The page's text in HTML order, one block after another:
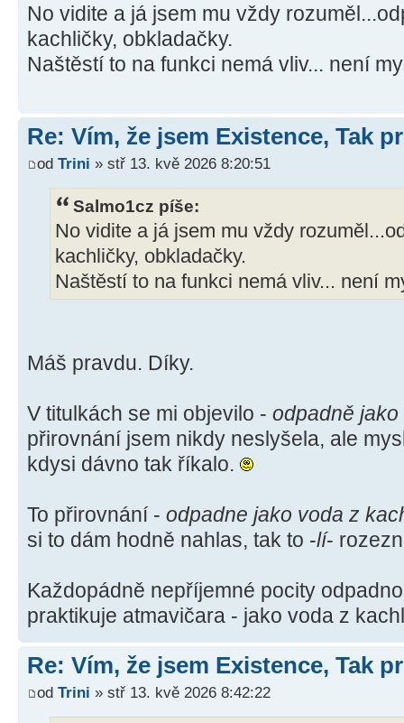
No vidite a já jsem mu vždy
kachličky, obkladačky.
Naštěstí to na funkci nemá vliv... není
Re: Vím, že jsem Existence, Tak
od Trini » stř 13. kvě 2026 8:20:51
Salmo1cz píše:
No vidite a já jsem mu vždy
kachličky, obkladačky.
Naštěstí to na funkci nemá vliv... není
Máš pravdu. Díky.
V titulkách se mi objevilo - odpadně
přirovnání jsem nikdy neslyšela, ale
kdysi dávno tak říkalo.
To přirovnání - odpadne jako voda z
si to dám hodně nahlas, tak to -lí-
Každopádně nepříjemné pocity
praktikuje atmavičara - jako voda z
Re: Vím, že jsem Existence, Tak
od Trini » stř 13. kvě 2026 8:42:22